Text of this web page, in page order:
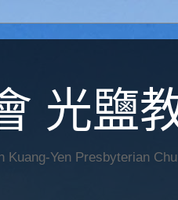
光鹽
Kuang-Yen Presbyterian